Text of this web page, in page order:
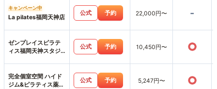
キャンペーン中
La pilates福岡天神店
公式 予約 22,000円〜 -
ゼンプレイスピラテ
ィス福岡天神スタジ
公式 予約 10,450円〜 ○
完全個室空間 ハイド
ジム&ピラティス薬院
公式 予約 5,247円〜 ○